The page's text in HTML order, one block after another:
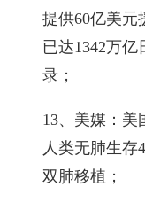
提供60亿美元
已达1342万
录；
13、美媒：美
人类无肺生存
双肺移植；